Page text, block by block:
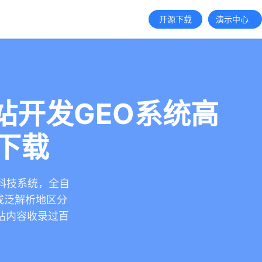
开源下载 演示中心
开发GEO系统高
载
技系统，全自
泛解析地区分
内容收录过百